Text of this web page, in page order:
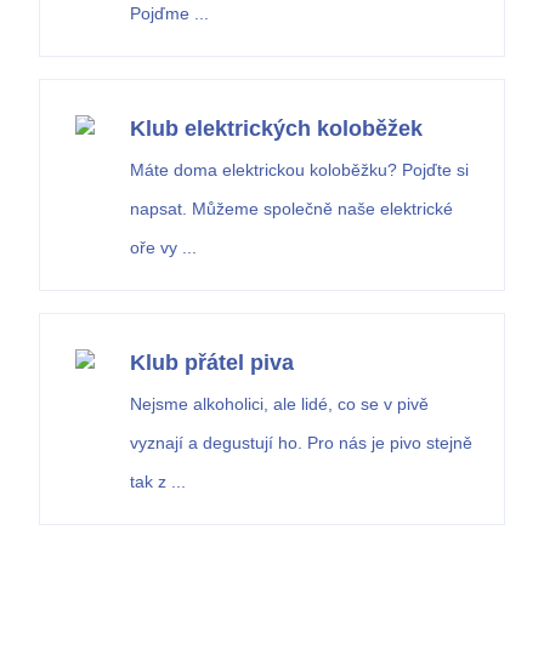
Pojďme ...
Klub elektrických koloběžek
Máte doma elektrickou koloběžku? Pojďte si
napsat. Můžeme společně naše elektrické
oře vy ...
Klub přátel piva
Nejsme alkoholici, ale lidé, co se v pivě
vyznají a degustují ho. Pro nás je pivo stejně
tak z ...